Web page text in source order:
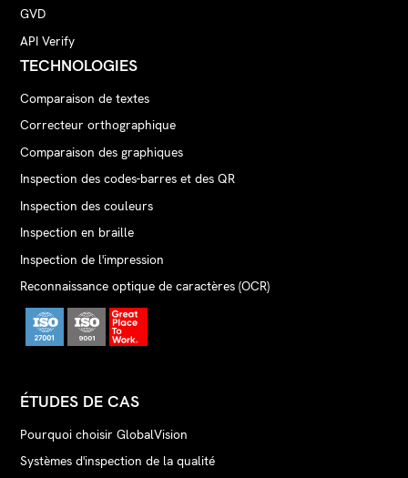
GVD
API Verify
TECHNOLOGIES
Comparaison de textes
Correcteur orthographique
Comparaison des graphiques
Inspection des codes-barres et des QR
Inspection des couleurs
Inspection en braille
Inspection de l'impression
Reconnaissance optique de caractères (OCR)
ÉTUDES DE CAS
Pourquoi choisir GlobalVision
Systèmes d'inspection de la qualité